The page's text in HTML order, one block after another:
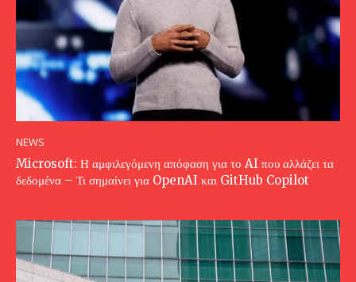
NEWS
Microsoft: Η αμφιλεγόμενη απόφαση για το AI που αλλάζει τα
δεδομένα – Τι σημαίνει για OpenAI και GitHub Copilot